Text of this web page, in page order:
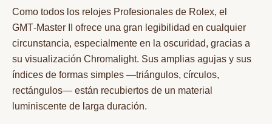
Como todos los relojes Profesionales de Rolex, el
GMT‑Master II ofrece una gran legibilidad en cualquier
circunstancia, especialmente en la oscuridad, gracias a
su visualización Chromalight. Sus amplias agujas y sus
índices de formas simples —triángulos, círculos,
rectángulos— están recubiertos de un material
luminiscente de larga duración.